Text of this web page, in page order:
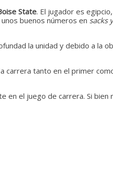
State. El jugador es
buenos números en sacks
la unidad y debido a la
carrera tanto en el primer
en el juego de carrera. Si bien